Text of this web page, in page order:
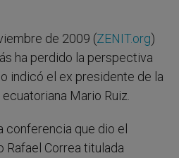
de 2009 (ZENIT.org)
ha perdido la perspectiva
indicó el ex presidente de la
Mario Ruiz.
conferencia que dio el
Correa titulada